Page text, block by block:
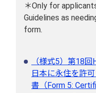
＊Only for
Guidelines as
form.
（様式5）第18
日本に永住を許
書（Form 5: